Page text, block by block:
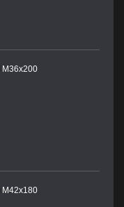
М36х200
М42х180